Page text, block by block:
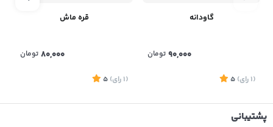
گاودانه
90,000 تومان
(1 رای)
5
قره ماش
80,000 تومان
(1 رای)
5
پشتیبانی